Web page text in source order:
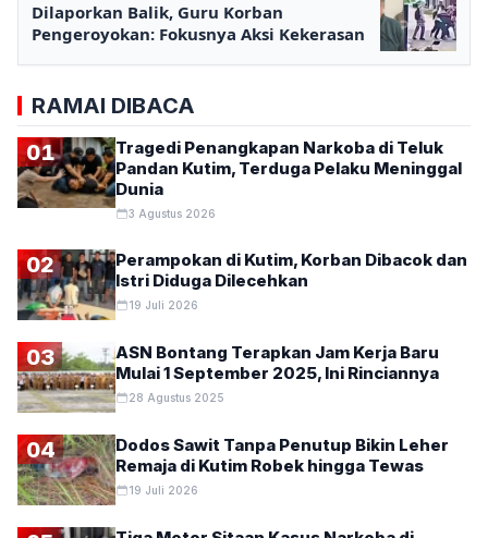
Dilaporkan Balik, Guru Korban
Pengeroyokan: Fokusnya Aksi Kekerasan
RAMAI DIBACA
01
Tragedi Penangkapan Narkoba di Teluk
Pandan Kutim, Terduga Pelaku Meninggal
Dunia
3 Agustus 2026
02
Perampokan di Kutim, Korban Dibacok dan
Istri Diduga Dilecehkan
19 Juli 2026
03
ASN Bontang Terapkan Jam Kerja Baru
Mulai 1 September 2025, Ini Rinciannya
28 Agustus 2025
04
Dodos Sawit Tanpa Penutup Bikin Leher
Remaja di Kutim Robek hingga Tewas
19 Juli 2026